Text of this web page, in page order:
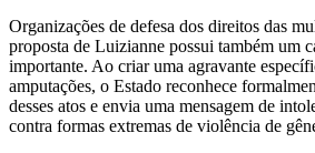
Organizações de defesa dos direitos das
proposta de Luizianne possui também um
importante. Ao criar uma agravante
amputações, o Estado reconhece
desses atos e envia uma mensagem de
contra formas extremas de violência de